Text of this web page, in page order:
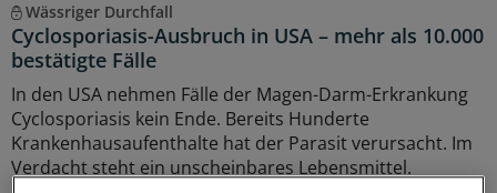
Wässriger Durchfall
Cyclosporiasis-Ausbruch in USA – mehr als 10.000
bestätigte Fälle
In den USA nehmen Fälle der Magen-Darm-Erkrankung
Cyclosporiasis kein Ende. Bereits Hunderte
Krankenhausaufenthalte hat der Parasit verursacht. Im
Verdacht steht ein unscheinbares Lebensmittel.